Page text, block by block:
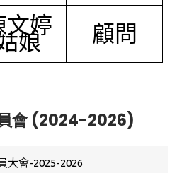
文婷
娘 顧問
會 (2024-2026)
大會-2025-2026